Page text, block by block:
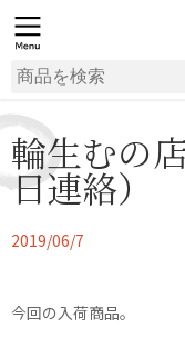
輪生むの
日連絡）
2019/06/7
今回の入荷商品。